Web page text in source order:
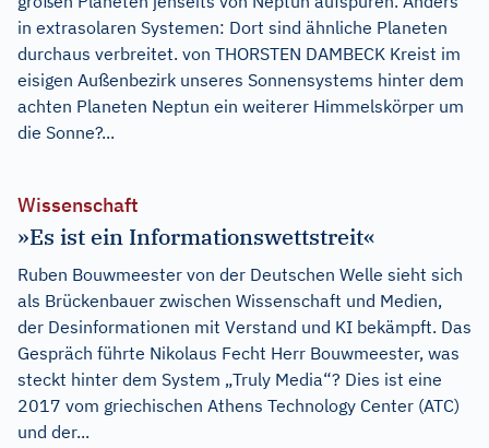
in extrasolaren Systemen: Dort sind ähnliche Planeten
durchaus verbreitet. von THORSTEN DAMBECK Kreist im
eisigen Außenbezirk unseres Sonnensystems hinter dem
achten Planeten Neptun ein weiterer Himmelskörper um
die Sonne?...
Wissenschaft
»Es ist ein Informationswettstreit«
Ruben Bouwmeester von der Deutschen Welle sieht sich
als Brückenbauer zwischen Wissenschaft und Medien,
der Desinformationen mit Verstand und KI bekämpft. Das
Gespräch führte Nikolaus Fecht Herr Bouwmeester, was
steckt hinter dem System „Truly Media“? Dies ist eine
2017 vom griechischen Athens Technology Center (ATC)
und der...